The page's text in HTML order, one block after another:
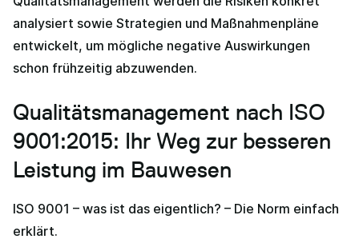
analysiert sowie Strategien und Maßnahmenpläne
entwickelt, um mögliche negative Auswirkungen
schon frühzeitig abzuwenden.
Qualitätsmanagement nach ISO
9001:2015: Ihr Weg zur besseren
Leistung im Bauwesen
ISO 9001 – was ist das eigentlich? – Die Norm einfach
erklärt.